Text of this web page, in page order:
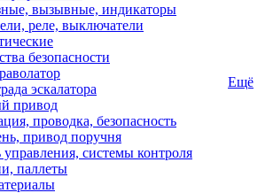
вызывные, индикаторы
реле, выключатели
безопасности
эскалатора
привод
проводка, безопасность
привод поручня
системы контроля
паллеты
Ещё